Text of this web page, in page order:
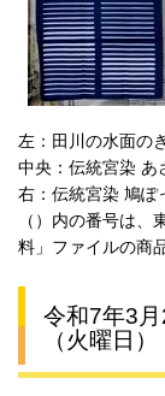
左：田川の水面の
中央：伝統宮染 あ
右：伝統宮染 鳩ぽ
（）内の番号は
料」ファイルの商
令和7年3
（火曜日）